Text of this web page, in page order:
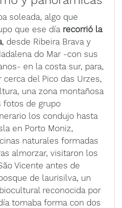
soleada, algo que
que ese día recorrió la
, desde Ribeira Brava y
do Mar -con sus
en la costa sur, para,
del Pico das Urzes,
una zona montañosa
fotos de grupo
los condujo hasta
en Porto Moniz,
naturales formadas
almorzar, visitaron los
Vicente antes de
de laurisilva, un
reconocida por
tomaba forma con dos